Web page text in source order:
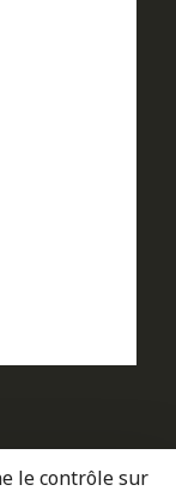
le contrôle sur